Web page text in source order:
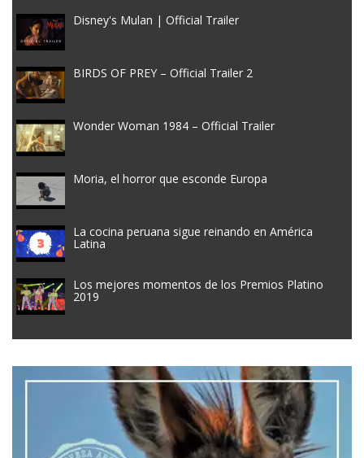
Disney's Mulan | Official Trailer
BIRDS OF PREY – Official Trailer 2
Wonder Woman 1984 – Official Trailer
Moria, el horror que esconde Europa
La cocina peruana sigue reinando en América
Latina
Los mejores momentos de los Premios Platino
2019